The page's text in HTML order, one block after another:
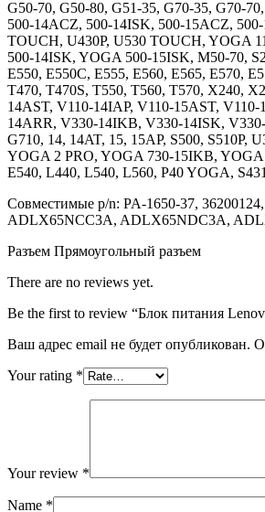
G50-70, G50-80, G51-35, G70-35, G70-
500-14ACZ, 500-14ISK, 500-15ACZ,
TOUCH, U430P, U530 TOUCH, YOGA
500-14ISK, YOGA 500-15ISK, M50-70,
E550, E550C, E555, E560, E565, E570,
T470, T470S, T550, T560, T570, X240,
14AST, V110-14IAP, V110-15AST,
14ARR, V330-14IKB, V330-14ISK,
G710, 14, 14AT, 15, 15AP, S500, S510P,
YOGA 2 PRO, YOGA 730-15IKB,
E540, L440, L540, L560, P40 YOGA,
Совместимые p/n: PA-1650-37,
ADLX65NCC3A, ADLX65NDC3A,
Разъем Прямоугольный разъем
There are no reviews yet.
Be the first to review “Блок питания
Ваш адрес email не будет опубликован.
Your rating *
Your review *
Name *